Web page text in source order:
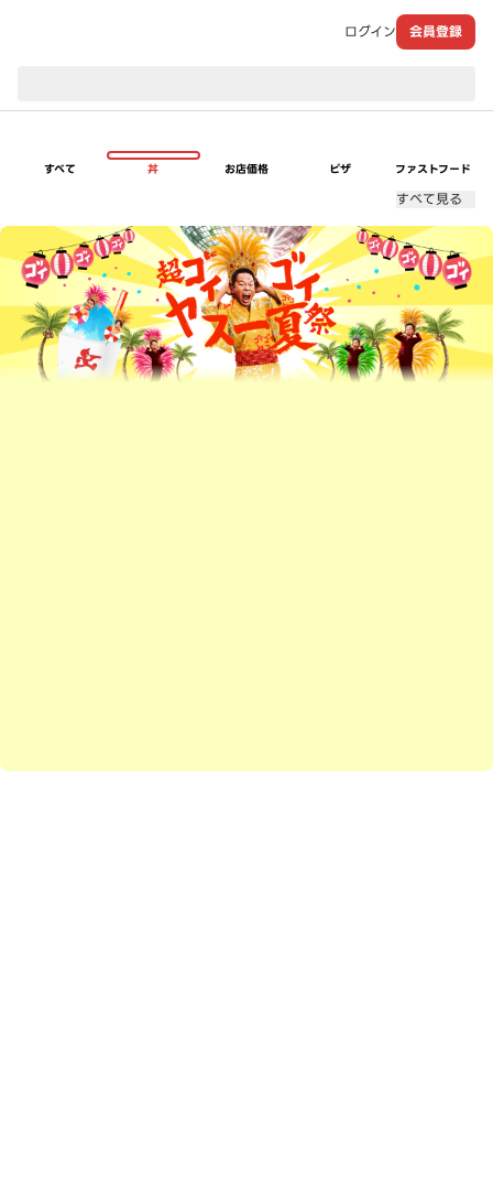
ログイン 会員登録
すべて 丼 お店価格 ピザ ファストフード
すべて見る
超ゴイゴイヤスー夏祭